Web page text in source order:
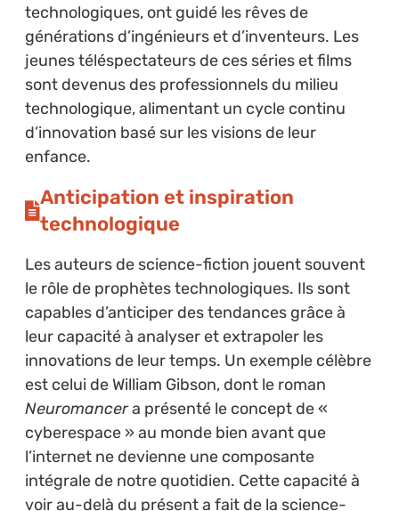
technologiques, ont guidé les rêves de
générations d’ingénieurs et d’inventeurs. Les
jeunes téléspectateurs de ces séries et films
sont devenus des professionnels du milieu
technologique, alimentant un cycle continu
d’innovation basé sur les visions de leur
enfance.
Anticipation et inspiration
technologique
Les auteurs de science-fiction jouent souvent
le rôle de prophètes technologiques. Ils sont
capables d’anticiper des tendances grâce à
leur capacité à analyser et extrapoler les
innovations de leur temps. Un exemple célèbre
est celui de William Gibson, dont le roman
Neuromancera présenté le concept de «
cyberespace » au monde bien avant que
l’internet ne devienne une composante
intégrale de notre quotidien. Cette capacité à
voir au-delà du présent a fait de la science-